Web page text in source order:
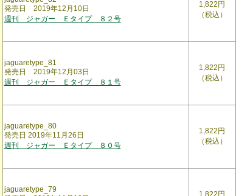
発売日 2019年12月10日
週刊 ジャガー Ｅタイプ ８２号
1,822円
（税込）
jaguaretype_81
発売日 2019年12月03日
週刊 ジャガー Ｅタイプ ８１号
1,822円
（税込）
jaguaretype_80
発売日 2019年11月26日
週刊 ジャガー Ｅタイプ ８０号
1,822円
（税込）
jaguaretype_79
1,822円